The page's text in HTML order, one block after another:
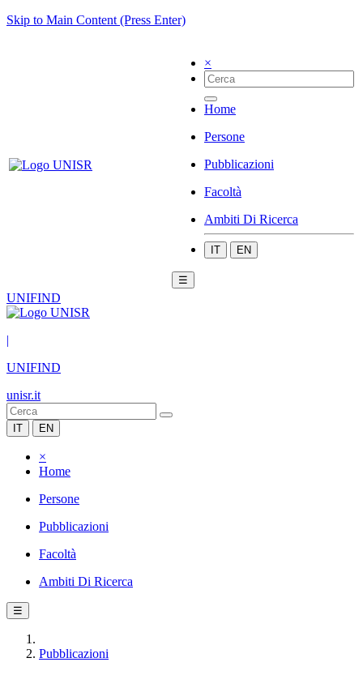
Skip to Main Content (Press Enter)
×
Home
Persone
Pubblicazioni
Facoltà
Ambiti Di Ricerca
IT EN
☰
UNIFIND
|
UNIFIND
unisr.it
IT EN
×
Home
Persone
Pubblicazioni
Facoltà
Ambiti Di Ricerca
☰
Pubblicazioni